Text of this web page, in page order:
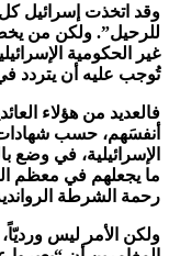
وقد اتخذت إسرائيل
للرحيل”. ولكن من
غير الحكومية
تُوجب عليه أن يتردد في
فالعديد من هؤلاء
أنفسَهم، حسب
الإسرائيلية، في وضع
ما يجعلهم في معظم
رحمة الشرطة
ولكن الأمر ليس